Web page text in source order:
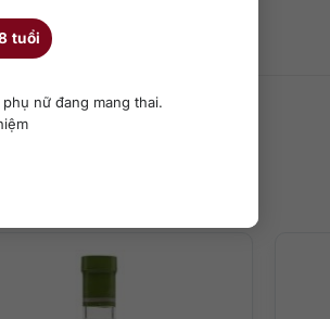
tuổi
nữ đang mang thai.
mật ong ngọt nhẹ và cây đại hoàng tăng
tự